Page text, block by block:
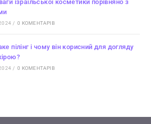
ізраїльської косметики порівняно з
/ 0 КОМЕНТАРІВ
пілінг і чому він корисний для догляду
/ 0 КОМЕНТАРІВ